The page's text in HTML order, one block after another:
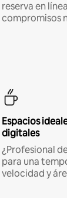
reserva en
compromisos
Espacios
digitales
¿Profesional
para una
velocidad y